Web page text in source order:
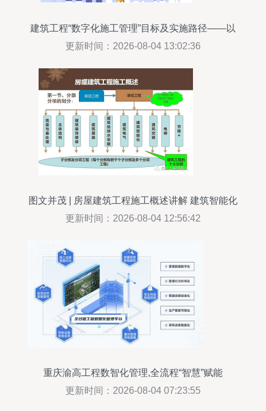
建筑工程“数字化施工管理”目标及实施路径——以
建筑智能化工程为例
更新时间：2026-08-04 13:02:36
图文并茂 | 房屋建筑工程施工概述讲解 建筑智能化
工程施工
更新时间：2026-08-04 12:56:42
重庆渝高工程数智化管理,全流程“智慧”赋能
更新时间：2026-08-04 07:23:55